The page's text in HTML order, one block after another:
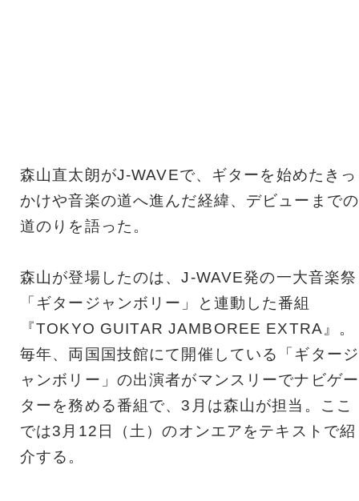
森山直太朗がJ-WAVEで、ギターを始めたきっ
かけや音楽の道へ進んだ経緯、デビューまでの
道のりを語った。
森山が登場したのは、J-WAVE発の一大音楽祭
「ギタージャンボリー」と連動した番組
『TOKYO GUITAR JAMBOREE EXTRA』。
毎年、両国国技館にて開催している「ギタージ
ャンボリー」の出演者がマンスリーでナビゲー
ターを務める番組で、3月は森山が担当。ここ
では3月12日（土）のオンエアをテキストで紹
介する。